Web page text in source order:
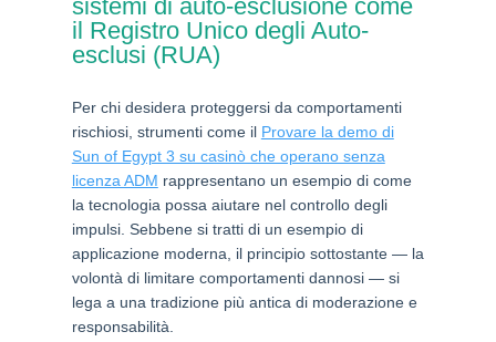
sistemi di auto-esclusione come
il Registro Unico degli Auto-
esclusi (RUA)
Per chi desidera proteggersi da comportamenti
rischiosi, strumenti come il Provare la demo di
Sun of Egypt 3 su casinò che operano senza
licenza ADM rappresentano un esempio di come
la tecnologia possa aiutare nel controllo degli
impulsi. Sebbene si tratti di un esempio di
applicazione moderna, il principio sottostante — la
volontà di limitare comportamenti dannosi — si
lega a una tradizione più antica di moderazione e
responsabilità.